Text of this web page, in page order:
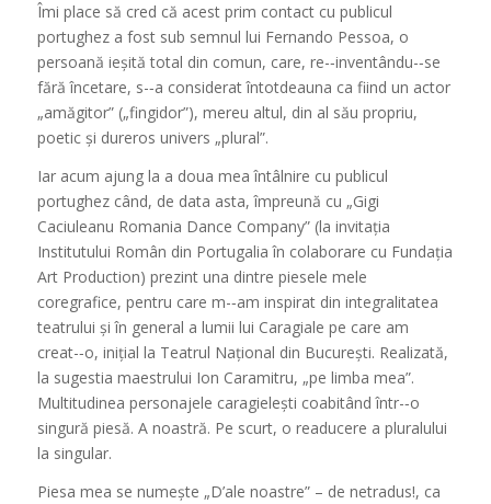
Îmi place să cred că acest prim contact cu publicul
portughez a fost sub semnul lui Fernando Pessoa, o
persoană ieșită total din comun, care, re-­‐inventându-­‐se
fără încetare, s-­‐a considerat întotdeauna ca fiind un actor
„amăgitor” („fingidor”), mereu altul, din al său propriu,
poetic și dureros univers „plural”.
Iar acum ajung la a doua mea întâlnire cu publicul
portughez când, de data asta, împreună cu „Gigi
Caciuleanu Romania Dance Company” (la invitația
Institutului Român din Portugalia în colaborare cu Fundația
Art Production) prezint una dintre piesele mele
coregrafice, pentru care m-­‐am inspirat din integralitatea
teatrului și în general a lumii lui Caragiale pe care am
creat-­‐o, inițial la Teatrul Național din București. Realizată,
la sugestia maestrului Ion Caramitru, „pe limba mea”.
Multitudinea personajele caragielești coabitând într-­‐o
singură piesă. A noastră. Pe scurt, o readucere a pluralului
la singular.
Piesa mea se numește „D’ale noastre” – de netradus!, ca